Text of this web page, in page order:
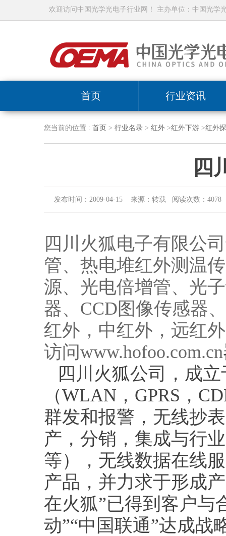
欢迎访问中国光学光电子行业网！ 主办单位：中国光学
首页 行业资讯
您当前的位置 : 首页 > 行业名录> 红外>红外下游>红外
四
发布时间：2009-04-15 来源：转载 阅读次数：4078
四川火狐电子有限公
管、热电堆红外测温
源、光电倍增管、光
器、CCD图像传感器
红外，中红外，远红
访问www.hofoo.com.cn
四川火狐公司，成立
（WLAN，GPRS，
群发和报警，无线抄
产，分销，集成与行
等），无线数据在线
产品，并力求于形成
在火狐”已得到客户与
动”“中国联通”达成战